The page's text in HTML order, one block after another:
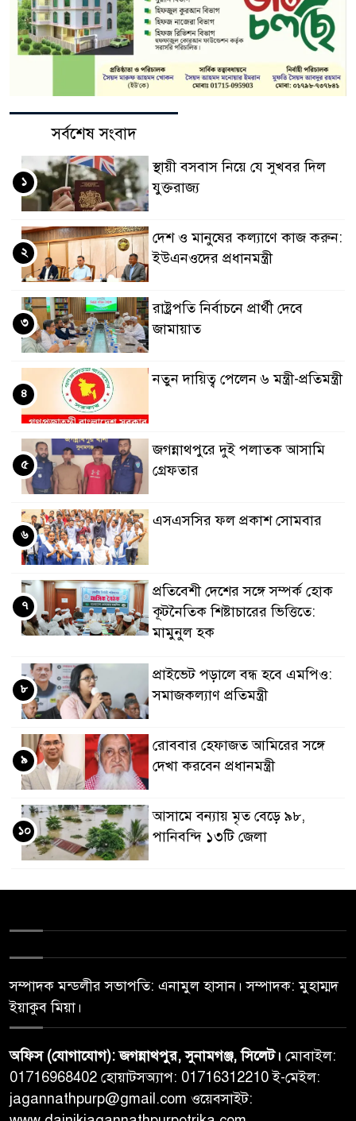
সর্বশেষ সংবাদ
স্থায়ী বসবাস নিয়ে যে সুখবর দিল
যুক্তরাজ্য
১
দেশ ও মানুষের কল্যাণে কাজ করুন:
ইউএনওদের প্রধানমন্ত্রী
২
রাষ্ট্রপতি নির্বাচনে প্রার্থী দেবে
জামায়াত
৩
নতুন দায়িত্ব পেলেন ৬ মন্ত্রী-প্রতিমন্ত্রী
৪
জগন্নাথপুরে দুই পলাতক আসামি
গ্রেফতার
৫
এসএসসির ফল প্রকাশ সোমবার
৬
প্রতিবেশী দেশের সঙ্গে সম্পর্ক হোক
কূটনৈতিক শিষ্টাচারের ভিত্তিতে:
মামুনুল হক
৭
প্রাইভেট পড়ালে বন্ধ হবে এমপিও:
সমাজকল্যাণ প্রতিমন্ত্রী
৮
রোববার হেফাজত আমিরের সঙ্গে
দেখা করবেন প্রধানমন্ত্রী
৯
আসামে বন্যায় মৃত বেড়ে ৯৮,
পানিবন্দি ১৩টি জেলা
১০
সম্পাদক মন্ডলীর সভাপতি: এনামুল হাসান। সম্পাদক: মুহাম্মদ
ইয়াকুব মিয়া।
অফিস (যোগাযোগ): জগন্নাথপুর, সুনামগঞ্জ, সিলেট। মোবাইল:
01716968402 হোয়াটসঅ্যাপ: 01716312210 ই-মেইল:
jagannathpurp@gmail.com ওয়েবসাইট: